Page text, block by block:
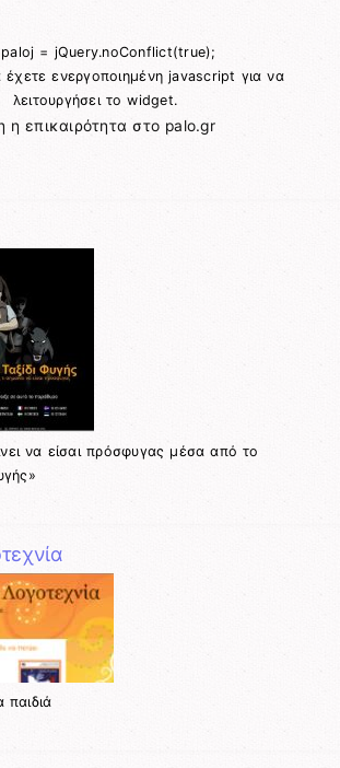
= jQuery.noConflict(true);
έχετε ενεργοποιημένη javascript για να
λειτουργήσει το widget.
η επικαιρότητα στο palo.gr
να είσαι πρόσφυγας μέσα από το
παιδιά